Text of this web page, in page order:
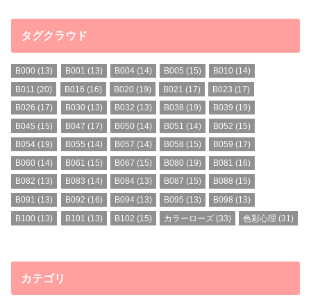
タグクラウド
B000 (13) B001 (13) B004(14) B005 (15) B010 (14)
B011 (20) B016 (16) B020 (19) B021 (17) B023 (17)
B026 (17) B030 (13) B032 (13) B038 (19) B039 (19)
B045 (15) B047 (17) B050 (14) B051 (14) B052 (15)
B054 (19) B055 (14) B057 (14) B058 (15) B059 (17)
B060 (14) B061 (15) B067 (15) B080 (19) B081 (16)
B082 (13) B083 (14) B084(13) B087 (15) B088 (15)
B091 (13) B092 (16) B094(13) B095 (13) B098 (13)
B100 (13) B101 (13) B102 (15) カラーローズ (33) 色彩心理 (31)
カテゴリ